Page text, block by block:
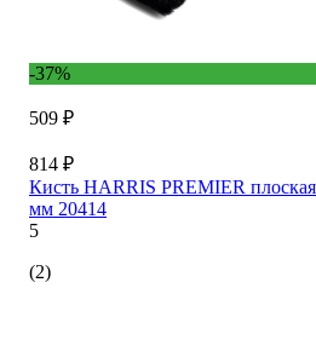
-37%
509 ₽
814 ₽
Кисть HARRIS PREMIER
мм 20414
5
(2)